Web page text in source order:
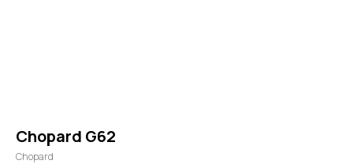
Chopard G62
Chopard